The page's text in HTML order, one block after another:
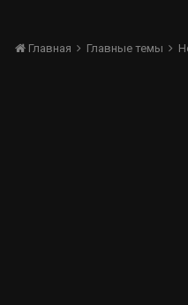
Главная Главные темы